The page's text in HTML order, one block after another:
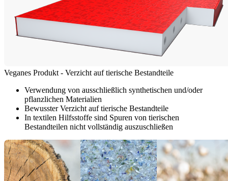
Veganes Produkt - Verzicht auf tierische Bestandteile
Verwendung von ausschließlich synthetischen und/oder
pflanzlichen Materialien
Bewusster Verzicht auf tierische Bestandteile
In textilen Hilfsstoffe sind Spuren von tierischen
Bestandteilen nicht vollständig auszuschließen